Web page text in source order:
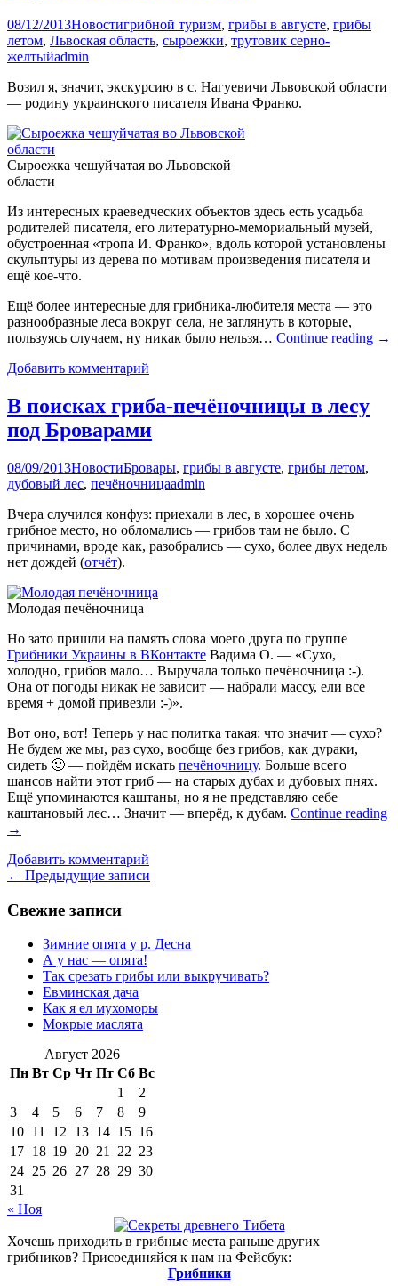
08/12/2013Новостигрибной туризм, грибы в августе, грибы
летом, Львоская область, сыроежки, трутовик серно-
желтыйadmin
Возил я, значит, экскурсию в с. Нагуевичи Львовской области
— родину украинского писателя Ивана Франко.
Сыроежка чешуйчатая во Львовской
области
Из интересных краеведческих объектов здесь есть усадьба
родителей писателя, его литературно-мемориальный музей,
обустроенная «тропа И. Франко», вдоль которой установлены
скульптуры из дерева по мотивам произведения писателя и
ещё кое-что.
Ещё более интересные для грибника-любителя места — это
разнообразные леса вокруг села, не заглянуть в которые,
пользуясь случаем, ну никак было нельзя… Continue reading →
Добавить комментарий
В поисках гриба-печёночницы в лесу
под Броварами
08/09/2013НовостиБровары, грибы в августе, грибы летом,
дубовый лес, печёночницаadmin
Вчера случился конфуз: приехали в лес, в хорошее очень
грибное место, но обломались — грибов там не было. С
причинами, вроде как, разобрались — сухо, более двух недель
нет дождей (отчёт).
Молодая печёночница
Но зато пришли на память слова моего друга по группе
Грибники Украины в ВКонтакте Вадима О. — «Сухо,
холодно, грибов мало… Выручала только печёночница :-).
Она от погоды никак не зависит — набрали массу, ели все
время + домой привезли :-)».
Вот оно, вот! Теперь у нас политка такая: что значит — сухо?
Не будем же мы, раз сухо, вообще без грибов, как дураки,
сидеть 🙂 — пойдём искать печёночницу. Больше всего
шансов найти этот гриб — на старых дубах и дубовых пнях.
Ещё упоминаются каштаны, но я не представляю себе
каштановый лес… Значит — вперёд, к дубам. Continue reading
→
Добавить комментарий
Навигация
по
← Предыдущие записи
Свежие записи
Зимние опята у р. Десна
А у нас — опята!
Так срезать грибы или выкручивать?
Евминская дача
Как я ел мухоморы
Мокрые маслята
Август 2026
Пн Вт Ср Чт Пт Сб Вс
1
2
3
4 5 6 7 8
9
10 11 12 13 14 15 16
17 18 19 20 21 22 23
24 25 26 27 28 29 30
31
« Ноя
Хочешь приходить в грибные места раньше других
грибников? Присоединяйся к нам на Фейсбук:
Грибники